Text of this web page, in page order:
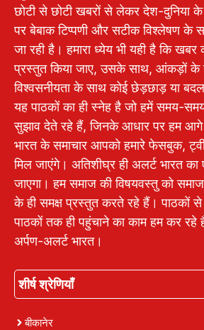
छोटी से छोटी खबरों से लेकर देश-दुनिया के
पर बेबाक टिप्पणी और सटीक विश्लेषण के
जा रही है। हमारा ध्येय भी यही है कि
प्रस्तुत किया जाए, उसके साथ, आंकड़ों
विश्वसनीयता के साथ कोई छेड़छाड़ या
यह पाठकों का ही स्नेह है जो हमें समय-
सुझाव देते रहे हैं, जिनके आधार पर हम
भारत के समाचार आपको हमारे फेसबुक,
मिल जाएंगे। अतिशीघ्र ही अलर्ट भारत का
जाएगा। हम समाज की विषयवस्तु को
के ही समक्ष प्रस्तुत करते रहे हैं। पाठकों से
पाठकों तक ही पहुंचाने का काम हम कर रहे
अर्पण-अलर्ट भारत।
शीर्ष श्रेणियाँ
बीकानेर